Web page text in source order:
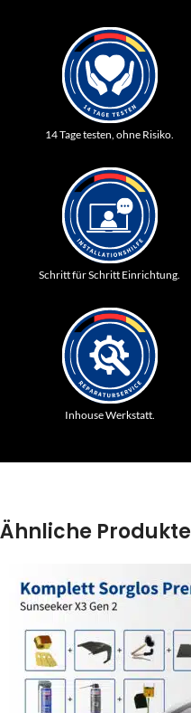
14 Tage testen, ohne Risiko.
Schritt für Schritt Einrichtung.
Inhouse Werkstatt.
Ähnliche Produkte